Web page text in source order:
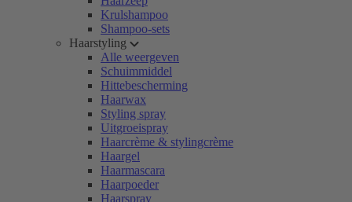
Krulshampoo
Shampoo-sets
Haarstyling
Alle weergeven
Schuimmiddel
Hittebescherming
Haarwax
Styling spray
Uitgroeispray
Haarcrème & stylingcrème
Haargel
Haarmascara
Haarpoeder
Haarspray